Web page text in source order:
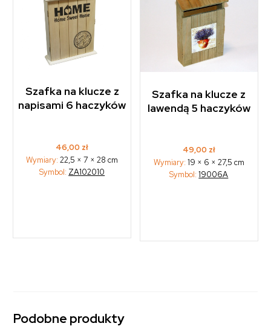
Szafka na klucze z
napisami 6 haczyków
46,00 zł
Wymiary:22,5 × 7 × 28 cm
Symbol: ZA102010
Szafka na klucze z
lawendą 5 haczyków
49,00 zł
Wymiary: 19 × 6 × 27,5 cm
Symbol:19006A
Podobne produkty